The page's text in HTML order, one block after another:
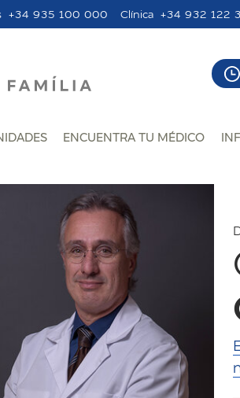
+34 935 100 000 Clínica +34 932 122
ENCUENTRA TU MÉDICO